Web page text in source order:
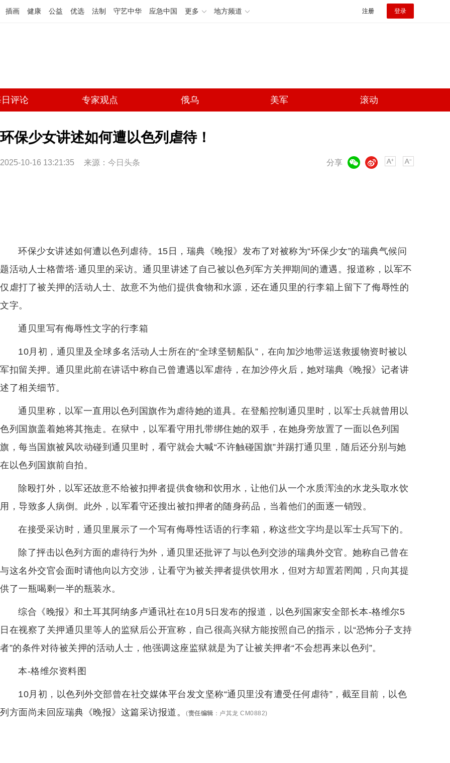
插画 健康 公益 优选 法制 守艺中华 应急中国 更多 地方频道 注册 登录
评论 专家观点 俄乌 美军 滚动
环保少女讲述如何遭以色列虐待！
2025-10-16 13:21:35 来源： 今日头条 分享
微博
环保少女讲述如何遭以色列虐待。15日，瑞典《晚报》发布了对被称为“环保少女”的瑞典气候问
题活动人士格蕾塔·通贝里的采访。通贝里讲述了自己被以色列军方关押期间的遭遇。报道称，以军不
仅虐打了被关押的活动人士、故意不为他们提供食物和水源，还在通贝里的行李箱上留下了侮辱性的
文字。
通贝里写有侮辱性文字的行李箱
10月初，通贝里及全球多名活动人士所在的“全球坚韧船队”，在向加沙地带运送救援物资时被以
军扣留关押。通贝里此前在讲话中称自己曾遭遇以军虐待，在加沙停火后，她对瑞典《晚报》记者讲
述了相关细节。
通贝里称，以军一直用以色列国旗作为虐待她的道具。在登船控制通贝里时，以军士兵就曾用以
色列国旗盖着她将其拖走。在狱中，以军看守用扎带绑住她的双手，在她身旁放置了一面以色列国
旗，每当国旗被风吹动碰到通贝里时，看守就会大喊“不许触碰国旗”并踢打通贝里，随后还分别与她
在以色列国旗前自拍。
除殴打外，以军还故意不给被扣押者提供食物和饮用水，让他们从一个水质浑浊的水龙头取水饮
用，导致多人病倒。此外，以军看守还搜出被扣押者的随身药品，当着他们的面逐一销毁。
在接受采访时，通贝里展示了一个写有侮辱性话语的行李箱，称这些文字均是以军士兵写下的。
除了抨击以色列方面的虐待行为外，通贝里还批评了与以色列交涉的瑞典外交官。她称自己曾在
与这名外交官会面时请他向以方交涉，让看守为被关押者提供饮用水，但对方却置若罔闻，只向其提
供了一瓶喝剩一半的瓶装水。
综合《晚报》和土耳其阿纳多卢通讯社在10月5日发布的报道，以色列国家安全部长本-格维尔5
日在视察了关押通贝里等人的监狱后公开宣称，自己很高兴狱方能按照自己的指示，以“恐怖分子支持
者”的条件对待被关押的活动人士，他强调这座监狱就是为了让被关押者“不会想再来以色列”。
本-格维尔资料图
10月初，以色列外交部曾在社交媒体平台发文坚称“通贝里没有遭受任何虐待”，截至目前，以色
列方面尚未回应瑞典《晚报》这篇采访报道。
(责任编辑 ： 卢其龙 CM0882)